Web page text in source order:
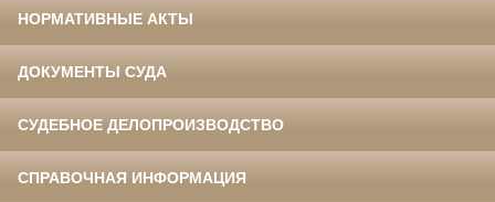
НОРМАТИВНЫЕ АКТЫ
ДОКУМЕНТЫ СУДА
СУДЕБНОЕ ДЕЛОПРОИЗВОДСТВО
СПРАВОЧНАЯ ИНФОРМАЦИЯ